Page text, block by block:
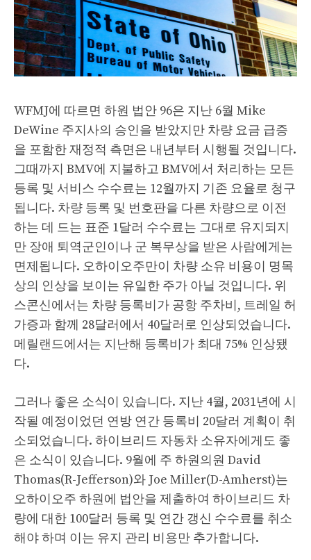
WFMJ에 따르면 하원 법안 96은 지난 6월 Mike
DeWine 주지사의 승인을 받았지만 차량 요금 급증
을 포함한 재정적 측면은 내년부터 시행될 것입니다.
그때까지 BMV에 지불하고 BMV에서 처리하는 모든
등록 및 서비스 수수료는 12월까지 기존 요율로 청구
됩니다. 차량 등록 및 번호판을 다른 차량으로 이전
하는 데 드는 표준 1달러 수수료는 그대로 유지되지
만 장애 퇴역군인이나 군 복무상을 받은 사람에게는
면제됩니다. 오하이오주만이 차량 소유 비용이 명목
상의 인상을 보이는 유일한 주가 아닐 것입니다. 위
스콘신에서는 차량 등록비가 공항 주차비, 트레일 허
가증과 함께 28달러에서 40달러로 인상되었습니다.
메릴랜드에서는 지난해 등록비가 최대 75% 인상됐
다.
그러나 좋은 소식이 있습니다. 지난 4월, 2031년에 시
작될 예정이었던 연방 연간 등록비 20달러 계획이 취
소되었습니다. 하이브리드 자동차 소유자에게도 좋
은 소식이 있습니다. 9월에 주 하원의원 David
Thomas(R-Jefferson)와 Joe Miller(D-Amherst)는
오하이오주 하원에 법안을 제출하여 하이브리드 차
량에 대한 100달러 등록 및 연간 갱신 수수료를 취소
해야 하며 이는 유지 관리 비용만 추가합니다.